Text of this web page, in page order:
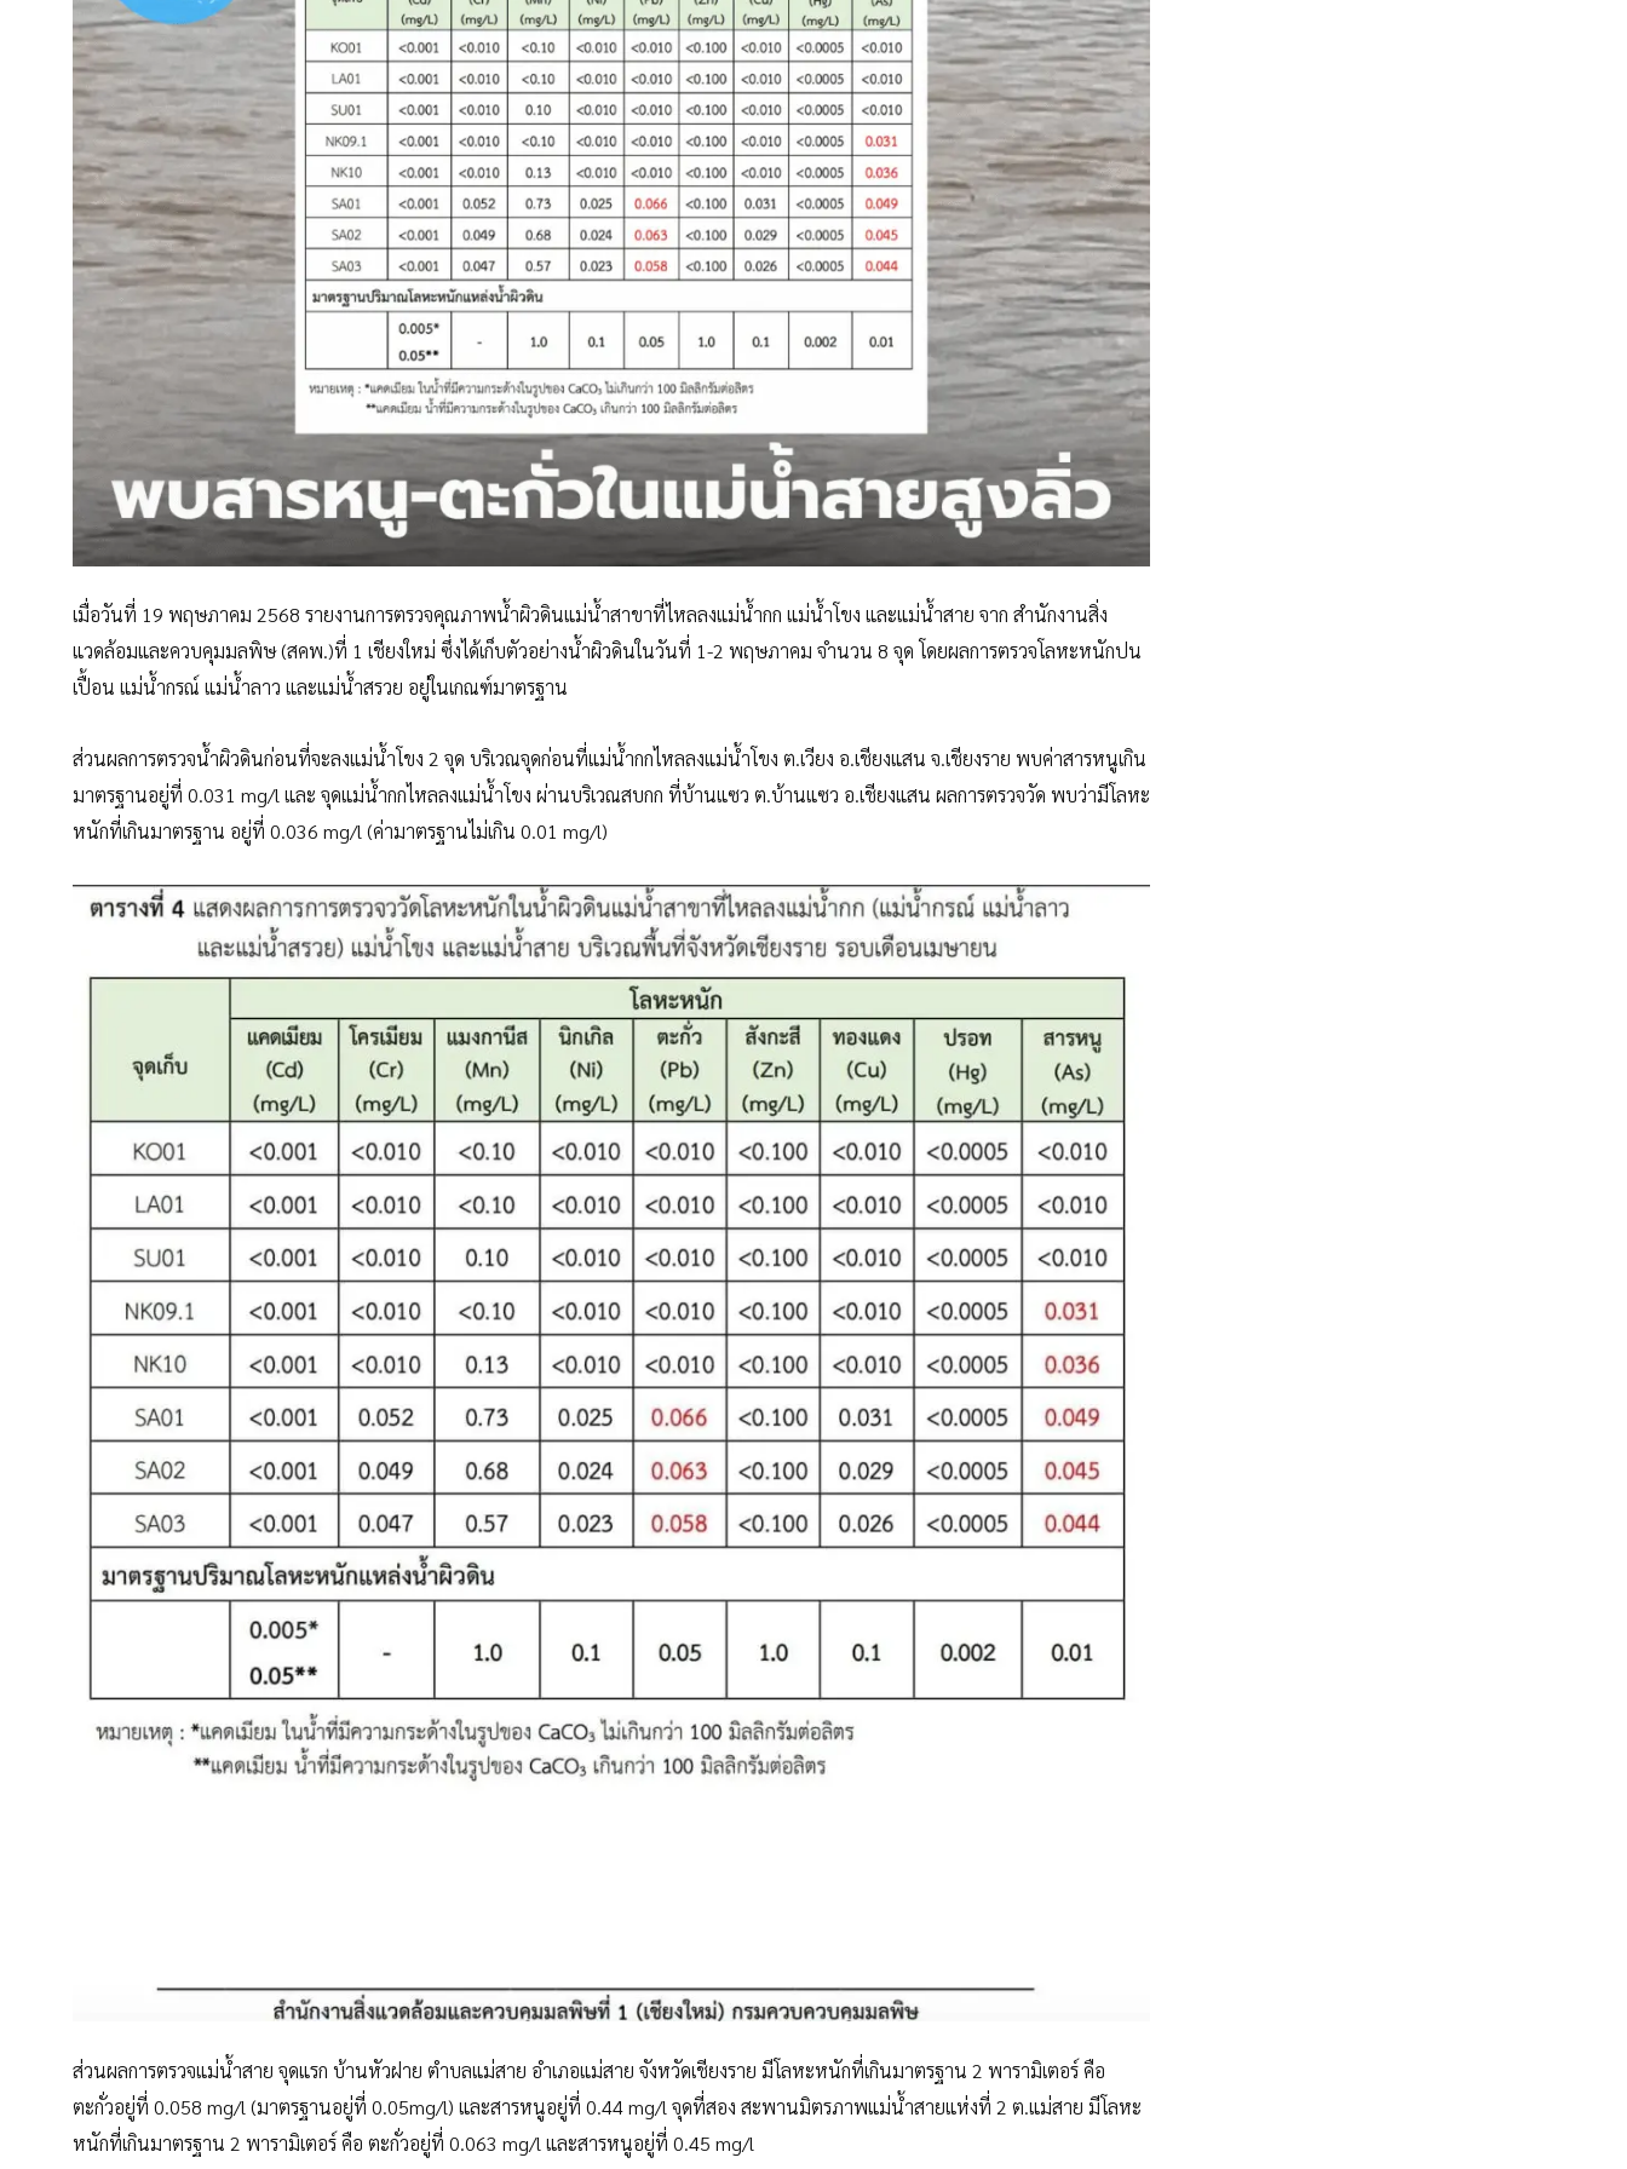
เมื่อวันที่ 19 พฤษภาคม 2568 รายงานการตรวจคุณภาพน้ำผิวดินแม่น้ำสาขาที่ไหลลงแม่น้ำกก แม่น้ำโขง และแม่น้ำสาย จาก สำนักงานสิ่ง
แวดล้อมและควบคุมมลพิษ (สคพ.)ที่ 1 เชียงใหม่ ซึ่งได้เก็บตัวอย่างน้ำผิวดินในวันที่ 1-2 พฤษภาคม จำนวน 8 จุด โดยผลการตรวจโลหะหนักปน
เปื้อน แม่น้ำกรณ์ แม่น้ำลาว และแม่น้ำสรวย อยู่ในเกณฑ์มาตรฐาน
ส่วนผลการตรวจน้ำผิวดินก่อนที่จะลงแม่น้ำโขง 2 จุด บริเวณจุดก่อนที่แม่น้ำกกไหลลงแม่น้ำโขง ต.เวียง อ.เชียงแสน จ.เชียงราย พบค่าสารหนูเกิน
มาตรฐานอยู่ที่ 0.031 mg/l และ จุดแม่น้ำกกไหลลงแม่น้ำโขง ผ่านบริเวณสบกก ที่บ้านแซว ต.บ้านแซว อ.เชียงแสน ผลการตรวจวัด พบว่ามีโลหะ
หนักที่เกินมาตรฐาน อยู่ที่ 0.036 mg/l (ค่ามาตรฐานไม่เกิน 0.01 mg/l)
ส่วนผลการตรวจแม่น้ำสาย จุดแรก บ้านหัวฝาย ตำบลแม่สาย อำเภอแม่สาย จังหวัดเชียงราย มีโลหะหนักที่เกินมาตรฐาน 2 พารามิเตอร์ คือ
ตะกั่วอยู่ที่ 0.058 mg/l (มาตรฐานอยู่ที่ 0.05mg/l) และสารหนูอยู่ที่ 0.44 mg/l จุดที่สอง สะพานมิตรภาพแม่น้ำสายแห่งที่ 2 ต.แม่สาย มีโลหะ
หนักที่เกินมาตรฐาน 2 พารามิเตอร์ คือ ตะกั่วอยู่ที่ 0.063 mg/l และสารหนูอยู่ที่ 0.45 mg/l